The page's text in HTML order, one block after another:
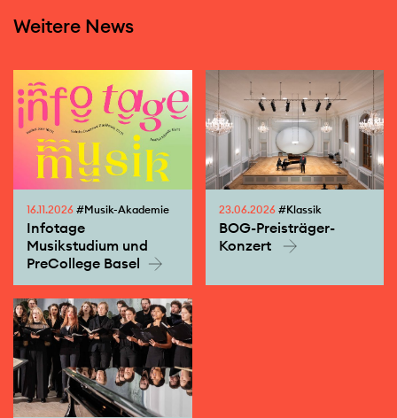
Weitere News
16.11.2026 #Musik-Akademie
Infotage
Musikstudium und
PreCollege Basel
23.06.2026#Klassik
BOG-Preisträger-
Konzert